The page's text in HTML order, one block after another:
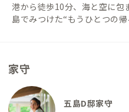
港から徒歩10分、海と空に包
島でみつけた“もうひとつの
家守
五島D邸家守